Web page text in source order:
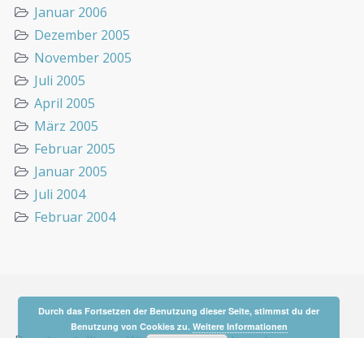
Januar 2006
Dezember 2005
November 2005
Juli 2005
April 2005
März 2005
Februar 2005
Januar 2005
Juli 2004
Februar 2004
Durch das Fortsetzen der Benutzung dieser Seite, stimmst du der
Benutzung von Cookies zu. Weitere Informationen